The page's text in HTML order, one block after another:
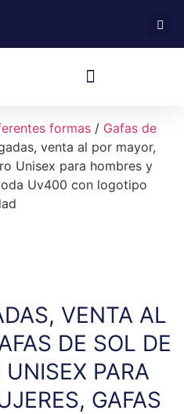
formas / Gafas de
venta al por mayor,
Unisex para hombres y
Uv400 con logotipo
VENTA AL
DE SOL DE
PARA
GAFAS